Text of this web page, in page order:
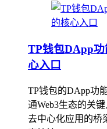
TP钱包DApp功
心入口
TP钱包的DApp功
通Web3生态的关
去中心化应用的桥